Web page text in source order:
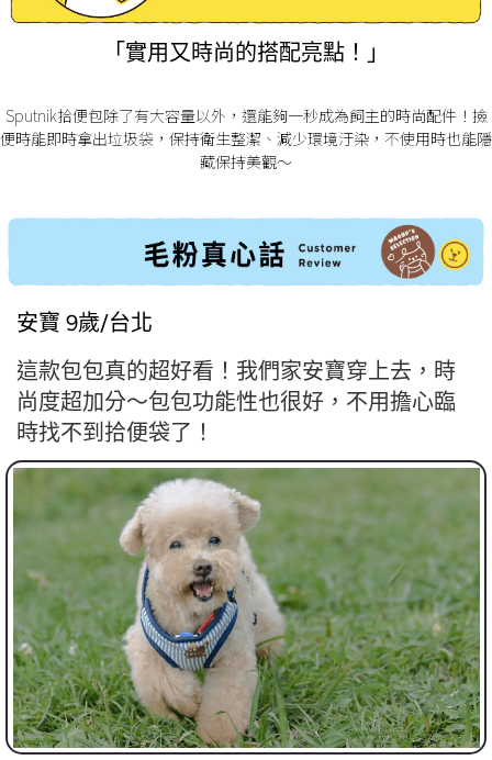
「實用又時尚的搭配亮點！」
Sputnik拾便包除了有大容量以外，還能夠一秒成為飼主的時尚配件！撿
便時能即時拿出垃圾袋，保持衛生整潔、減少環境汙染，不使用時也能隱
藏保持美觀～
安寶 9歲/台北
這款包包真的超好看！我們家安寶穿上去，時
尚度超加分～包包功能性也很好，不用擔心臨
時找不到拾便袋了！